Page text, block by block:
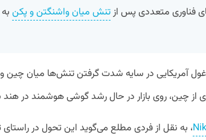
فناوری متعددی پس ازتنش میان واشنگتن و پکن
آمریکایی در سایه شدت گرفتن تنش‌ها میان چین و
از چین، روی بازار در حال رشد گوشی هوشمند در هند
، به نقل از فردی مطلع می‌گوید این تحول در